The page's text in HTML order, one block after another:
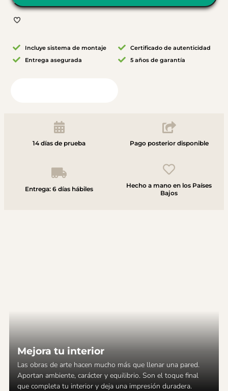
Incluye sistema de montaje
Entrega asegurada
Certificado de autenticidad
5 años de garantía
14 días de prueba Pago posterior disponible
Entrega: 6 días hábiles
Hecho a mano en los Países
Bajos
Mejora tu interior
Las obras de arte hacen mucho más que llenar una pared.
Aportan ambiente, carácter y equilibrio. Son el toque final
que completa tu interior y deja una impresión duradera.